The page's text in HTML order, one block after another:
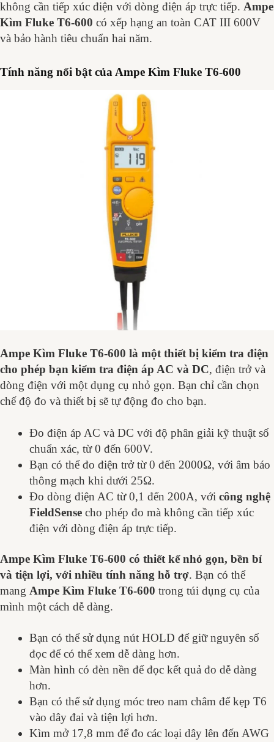
không cần tiếp xúc điện với dòng điện áp trực tiếp. Ampe
Kìm Fluke T6-600 có xếp hạng an toàn CAT III 600V
và bảo hành tiêu chuẩn hai năm.
Tính năng nổi bật của Ampe Kìm Fluke T6-600
Ampe Kìm Fluke T6-600 là một thiết bị kiểm tra điện
cho phép bạn kiểm tra điện áp AC và DC, điện trở và
dòng điện với một dụng cụ nhỏ gọn. Bạn chỉ cần chọn
chế độ đo và thiết bị sẽ tự động đo cho bạn.
Đo điện áp AC và DC với độ phân giải kỹ thuật số
chuẩn xác, từ 0 đến 600V.
Bạn có thể đo điện trở từ 0 đến 2000Ω, với âm báo
thông mạch khi dưới 25Ω.
Đo dòng điện AC từ 0,1 đến 200A, với công nghệ
FieldSense cho phép đo mà không cần tiếp xúc
điện với dòng điện áp trực tiếp.
Ampe Kìm Fluke T6-600 có thiết kế nhỏ gọn, bền bỉ
và tiện lợi, với nhiều tính năng hỗ trợ. Bạn có thể
mang Ampe Kìm Fluke T6-600 trong túi dụng cụ của
mình một cách dễ dàng.
Bạn có thể sử dụng nút HOLD để giữ nguyên số
đọc để có thể xem dễ dàng hơn.
Màn hình có đèn nền để đọc kết quả đo dễ dàng
hơn.
Bạn có thể sử dụng móc treo nam châm để kẹp T6
vào dây đai và tiện lợi hơn.
Kìm mở 17,8 mm để đo các loại dây lên đến AWG